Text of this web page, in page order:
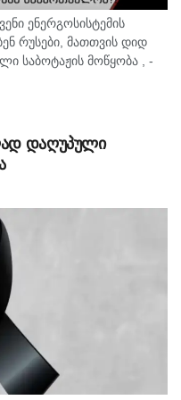
ენერგოსისტემის
რუსები, მათთვის დიდ
საბოტაჟის მოწყობა , -
„პალიტრანიუსის“
დაღუპული